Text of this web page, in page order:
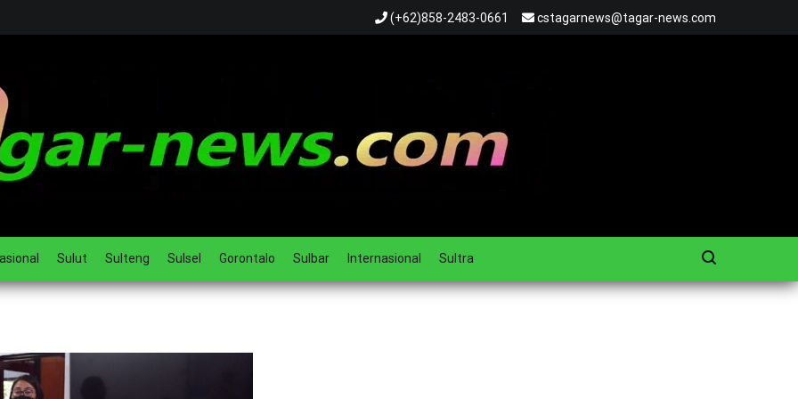
(+62)858-2483-0661 cstagarnews@tagar-news.com
Sulut Sulteng Sulsel Gorontalo Sulbar Internasional Sultra